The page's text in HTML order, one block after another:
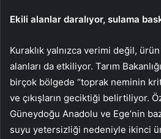
Ekili alanlar daralıyor, sulama
Kuraklık yalnızca verimi değil,
alanları da etkiliyor. Tarım
birçok bölgede “toprak neminin
ve çıkışların geciktiği belirtiliyor.
Güneydoğu Anadolu ve Ege’nin
suyu yetersizliği nedeniyle ikinci